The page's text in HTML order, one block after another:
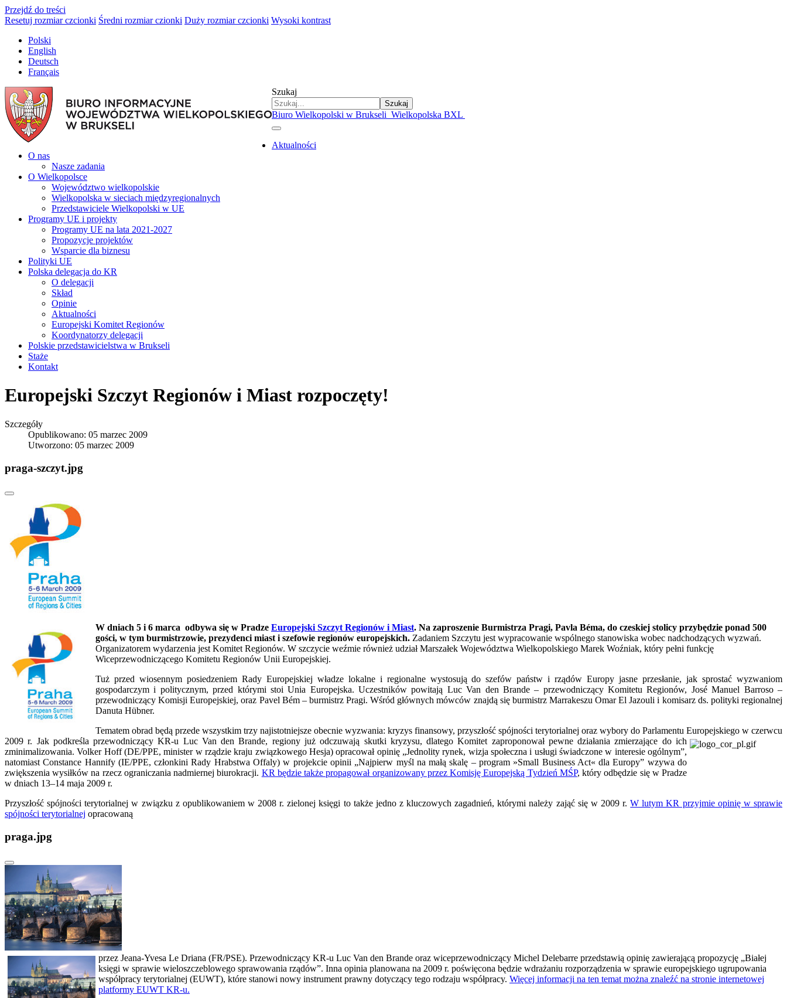
Przejdź do treści
Resetuj rozmiar czcionki Średni rozmiar czionki Duży rozmiar czcionki Wysoki kontrast
Polski
English
Deutsch
Français
Szukaj
Szukaj
Biuro Wielkopolski w Brukseli Wielkopolska BXL
Aktualności
O nas
Nasze zadania
O Wielkopolsce
Województwo wielkopolskie
Wielkopolska w sieciach międzyregionalnych
Przedstawiciele Wielkopolski w UE
Programy UE i projekty
Programy UE na lata 2021-2027
Propozycje projektów
Wsparcie dla biznesu
Polityki UE
Polska delegacja do KR
O delegacji
Skład
Opinie
Aktualności
Europejski Komitet Regionów
Koordynatorzy delegacji
Polskie przedstawicielstwa w Brukseli
Staże
Kontakt
Europejski Szczyt Regionów i Miast rozpoczęty!
Szczegóły
Opublikowano: 05 marzec 2009
Utworzono: 05 marzec 2009
praga-szczyt.jpg
W dniach 5 i 6 marca odbywa się w Pradze Europejski Szczyt Regionów i Miast. Na zaproszenie Burmistrza Pragi, Pavla Béma, do czeskiej stolicy przybędzie ponad 500
gości, w tym burmistrzowie, prezydenci miast i szefowie regionów europejskich. Zadaniem Szczytu jest wypracowanie wspólnego stanowiska wobec nadchodzących wyzwań.
Organizatorem wydarzenia jest Komitet Regionów. W szczycie weźmie również udział Marszałek Województwa Wielkopolskiego Marek Woźniak, który pełni funkcję
Wiceprzewodniczącego Komitetu Regionów Unii Europejskiej.
Tuż przed wiosennym posiedzeniem Rady Europejskiej władze lokalne i regionalne wystosują do szefów państw i rządów Europy jasne przesłanie, jak sprostać wyzwaniom
gospodarczym i politycznym, przed którymi stoi Unia Europejska. Uczestników powitają Luc Van den Brande – przewodniczący Komitetu Regionów, José Manuel Barroso –
przewodniczący Komisji Europejskiej, oraz Pavel Bém – burmistrz Pragi. Wśród głównych mówców znajdą się burmistrz Marrakeszu Omar El Jazouli i komisarz ds. polityki regionalnej
Danuta Hübner.
Tematem obrad będą przede wszystkim trzy najistotniejsze obecnie wyzwania: kryzys finansowy, przyszłość spójności terytorialnej oraz wybory do Parlamentu Europejskiego w czerwcu
2009 r. Jak podkreśla przewodniczący KR-u Luc Van den Brande, regiony już odczuwają skutki kryzysu, dlatego Komitet zaproponował pewne działania zmierzające do ich
zminimalizowania. Volker Hoff (DE/PPE, minister w rządzie kraju związkowego Hesja) opracował opinię „Jednolity rynek, wizja społeczna i usługi świadczone w interesie ogólnym”,
natomiast Constance Hannify (IE/PPE, członkini Rady Hrabstwa Offaly) w projekcie opinii „Najpierw myśl na małą skalę – program »Small Business Act« dla Europy” wzywa do
zwiększenia wysiłków na rzecz ograniczania nadmiernej biurokracji. KR będzie także propagował organizowany przez Komisję Europejską Tydzień MŚP, który odbędzie się w Pradze
w dniach 13–14 maja 2009 r.
Przyszłość spójności terytorialnej w związku z opublikowaniem w 2008 r. zielonej księgi to także jedno z kluczowych zagadnień, którymi należy zająć się w 2009 r.W lutym KR przyjmie opinię w sprawie
spójności terytorialnej opracowaną
praga.jpg
przez Jeana-Yvesa Le Driana (FR/PSE). Przewodniczący KR-u Luc Van den Brande oraz wiceprzewodniczący Michel Delebarre przedstawią opinię zawierającą propozycję „Białej
księgi w sprawie wieloszczeblowego sprawowania rządów”. Inna opinia planowana na 2009 r. poświęcona będzie wdrażaniu rozporządzenia w sprawie europejskiego ugrupowania
współpracy terytorialnej (EUWT), które stanowi nowy instrument prawny dotyczący tego rodzaju współpracy. Więcej informacji na ten temat można znaleźć na stronie internetowej
platformy EUWT KR-u.